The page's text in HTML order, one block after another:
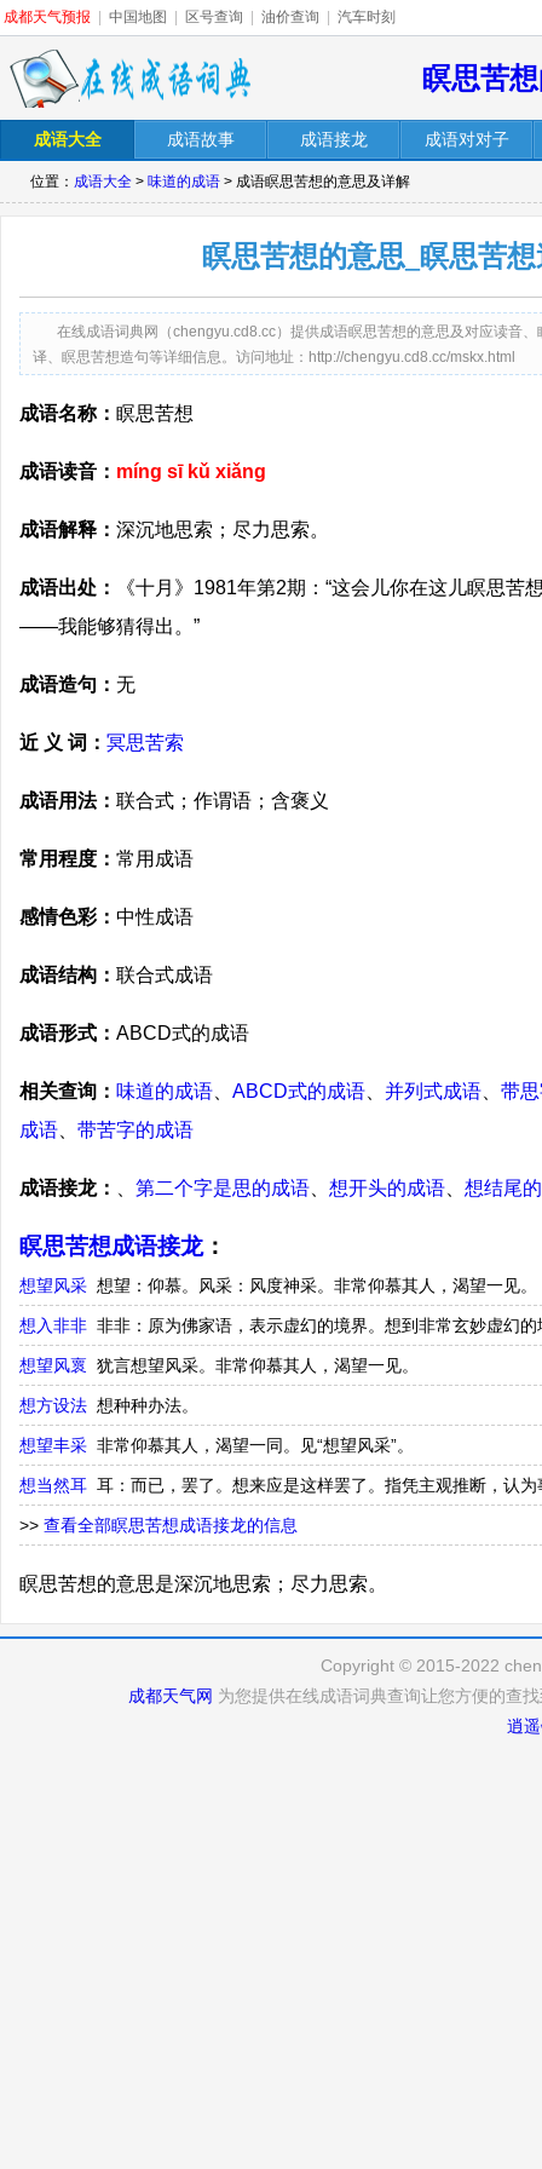
成都天气预报 中国地图 区号查询 油价查询 汽车时刻
瞑思苦
成语大全 成语故事 成语接龙 成语对对子
位置： 成语大全 > 味道的成语 > 成语瞑思苦想的意思及详解
瞑思苦想的意思_瞑思苦
在线成语词典网（chengyu.cd8.cc）提供成语瞑思苦想的意思及对应读音
译、瞑思苦想造句等详细信息。访问地址：http://chengyu.cd8.cc/mskx.html
成语名称： 瞑思苦想
成语读音： míng sī kǔ xiǎng
成语解释： 深沉地思索；尽力思索。
成语出处：
《十月》1981年第2期：“这会儿你在这儿瞑思
——我能够猜得出。”
成语造句： 无
近 义 词： 冥思苦索
成语用法： 联合式；作谓语；含褒义
常用程度： 常用成语
感情色彩： 中性成语
成语结构： 联合式成语
成语形式： ABCD式的成语
相关查询： 味道的成语 ABCD式的成语 并列式成语
带
成语
带苦字的成语
成语接龙： 第二个字是思的成语 想开头的成语 想结尾
瞑思苦想成语接龙：
想望风采 想望：仰慕。风采：风度神采。非常仰慕其人，渴望一见。
想入非非 非非：原为佛家语，表示虚幻的境界。想到非常玄妙虚幻
想望风褱 犹言想望风采。非常仰慕其人，渴望一见。
想方设法 想种种办法。
想望丰采 非常仰慕其人，渴望一同。见“想望风采”。
想当然耳 耳：而已，罢了。想来应是这样罢了。指凭主观推断，认
>> 查看全部瞑思苦想成语接龙的信息
瞑思苦想的意思是深沉地思索；尽力思索。
Copyright © 2015-2022
成都天气网 为您提供在线成语词典查询让您方便的查
逍